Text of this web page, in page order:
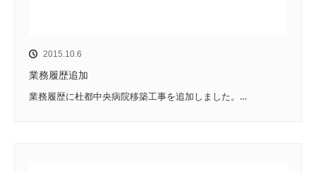
2015.10.6
業務履歴追加
業務履歴に杜都中央病院移築工事を追加しました。…